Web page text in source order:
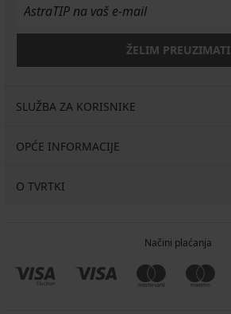
ŽELIM PREUZIMATI
SLUŽBA ZA KORISNIKE
OPĆE INFORMACIJE
O TVRTKI
Načini plaćanja